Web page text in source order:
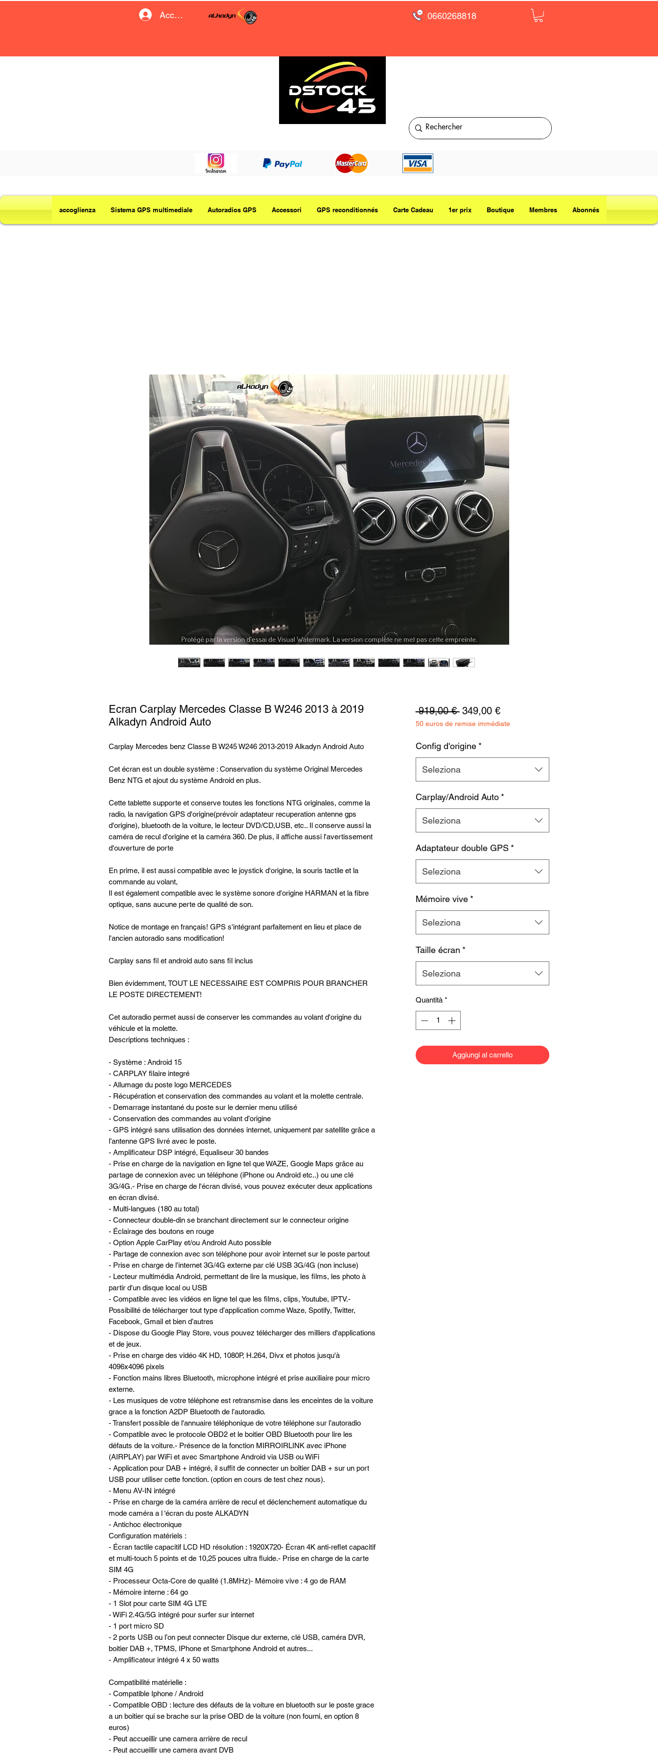
Accedi 0660268818
accoglienza Sistema GPS multimediale Autoradios GPS Accessori GPS reconditionnés Carte Cadeau 1er prix Boutique Membres Abonnés
Ecran Carplay Mercedes Classe B W246 2013 à 2019
Alkadyn Android Auto
Carplay Mercedes benz Classe B W245 W246 2013-2019 Alkadyn Android Auto
Cet écran est un double système : Conservation du système Original Mercedes
Benz NTG et ajout du système Android en plus.
Cette tablette supporte et conserve toutes les fonctions NTG originales, comme la
radio, la navigation GPS d'origine(prévoir adaptateur recuperation antenne gps
d'origine), bluetooth de la voiture, le lecteur DVD/CD,USB, etc.. Il conserve aussi la
caméra de recul d'origine et la caméra 360. De plus, il affiche aussi l'avertissement
d'ouverture de porte
En prime, il est aussi compatible avec le joystick d'origine, la souris tactile et la
commande au volant,
Il est également compatible avec le système sonore d'origine HARMAN et la fibre
optique, sans aucune perte de qualité de son.
Notice de montage en français! GPS s'intégrant parfaitement en lieu et place de
l'ancien autoradio sans modification!
Carplay sans fil et android auto sans fil inclus
Bien évidemment, TOUT LE NECESSAIRE EST COMPRIS POUR BRANCHER
LE POSTE DIRECTEMENT!
Cet autoradio permet aussi de conserver les commandes au volant d'origine du
véhicule et la molette.
Descriptions techniques :
- Système : Android 15
- CARPLAY filaire integré
- Allumage du poste logo MERCEDES
- Récupération et conservation des commandes au volant et la molette centrale.
- Demarrage instantané du poste sur le dernier menu utilisé
- Conservation des commandes au volant d’origine
- GPS intégré sans utilisation des données internet, uniquement par satellite grâce a
l’antenne GPS livré avec le poste.
- Amplificateur DSP intégré, Equaliseur 30 bandes
- Prise en charge de la navigation en ligne tel que WAZE, Google Maps grâce au
partage de connexion avec un téléphone (iPhone ou Android etc..) ou une clé
3G/4G.- Prise en charge de l'écran divisé, vous pouvez exécuter deux applications
en écran divisé.
- Multi-langues (180 au total)
- Connecteur double-din se branchant directement sur le connecteur origine
- Éclairage des boutons en rouge
- Option Apple CarPlay et/ou Android Auto possible
- Partage de connexion avec son téléphone pour avoir internet sur le poste partout
- Prise en charge de l'internet 3G/4G externe par clé USB 3G/4G (non incluse)
- Lecteur multimédia Android, permettant de lire la musique, les films, les photo à
partir d'un disque local ou USB
- Compatible avec les vidéos en ligne tel que les films, clips, Youtube, IPTV.-
Possibilité de télécharger tout type d’application comme Waze, Spotify, Twitter,
Facebook, Gmail et bien d’autres
- Dispose du Google Play Store, vous pouvez télécharger des milliers d'applications
et de jeux.
- Prise en charge des vidéo 4K HD, 1080P, H.264, Divx et photos jusqu'à
4096x4096 pixels
- Fonction mains libres Bluetooth, microphone intégré et prise auxiliaire pour micro
externe.
- Les musiques de votre téléphone est retransmise dans les enceintes de la voiture
grace a la fonction A2DP Bluetooth de l’autoradio.
- Transfert possible de l'annuaire téléphonique de votre téléphone sur l’autoradio
- Compatible avec le protocole OBD2 et le boitier OBD Bluetooth pour lire les
défauts de la voiture.- Présence de la fonction MIRROIRLINK avec iPhone
(AIRPLAY) par WiFi et avec Smartphone Android via USB ou WiFi
- Application pour DAB + intégré, il suffit de connecter un boîtier DAB + sur un port
USB pour utiliser cette fonction. (option en cours de test chez nous).
- Menu AV-IN intégré
- Prise en charge de la caméra arrière de recul et déclenchement automatique du
mode caméra a l ‘écran du poste ALKADYN
- Antichoc électronique
Configuration matériels :
- Écran tactile capacitif LCD HD résolution : 1920X720- Écran 4K anti-reflet capacitif
et multi-touch 5 points et de 10,25 pouces ultra fluide.- Prise en charge de la carte
SIM 4G
- Processeur Octa-Core de qualité (1.8MHz)- Mémoire vive : 4 go de RAM
- Mémoire interne : 64 go
- 1 Slot pour carte SIM 4G LTE
- WiFi 2.4G/5G intégré pour surfer sur internet
- 1 port micro SD
- 2 ports USB ou l’on peut connecter Disque dur externe, clé USB, caméra DVR,
boitier DAB +, TPMS, IPhone et Smartphone Android et autres...
- Amplificateur intégré 4 x 50 watts
Compatibilité matérielle :
- Compatible Iphone / Android
- Compatible OBD : lecture des défauts de la voiture en bluetooth sur le poste grace
a un boitier qui se brache sur la prise OBD de la voiture (non fourni, en option 8
euros)
- Peut accueillir une camera arrière de recul
- Peut accueillir une camera avant DVB
919,00 € Prezzo
regolare
349,00 €Prezzo
scontato
50 euros de remise immédiate
Config d'origine *
Seleziona
Carplay/Android Auto *
Seleziona
Adaptateur double GPS *
Seleziona
Mémoire vive *
Seleziona
Taille écran *
Seleziona
Quantità *
Aggiungi al carrello